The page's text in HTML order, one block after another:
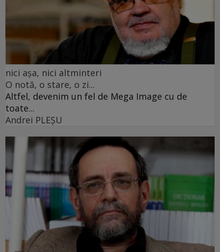
nici așa, nici altminteri
O notă, o stare, o zi...
Altfel, devenim un fel de Mega Image cu de
toate...
Andrei PLEŞU